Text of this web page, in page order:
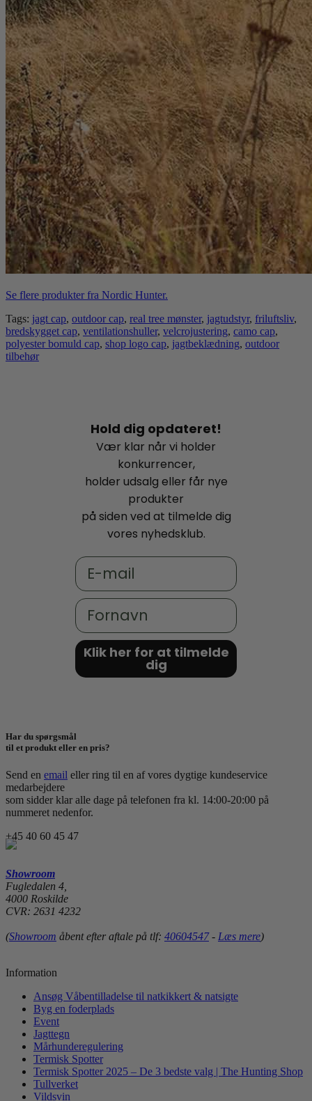
Se flere produkter fra Nordic Hunter.
Tags: jagt cap, outdoor cap, real tree mønster, jagtudstyr, friluftsliv,
bredskygget cap, ventilationshuller, velcrojustering, camo cap,
polyester bomuld cap, shop logo cap, jagtbeklædning, outdoor
tilbehør
Hold dig opdateret!
Vær klar når vi holder
konkurrencer,
holder udsalg eller får nye
produkter
på siden ved at tilmelde dig
vores nyhedsklub.
Email
Fornavn
Klik her for at tilmelde
dig
Har du spørgsmål
til et produkt eller en pris?
Send en email eller ring til en af vores dygtige kundeservice
medarbejdere
som sidder klar alle dage på telefonen fra kl. 14:00-20:00 på
nummeret nedenfor.
+45 40 60 45 47
Showroom
Fugledalen 4,
4000 Roskilde
CVR: 2631 4232
(Showroom åbent efter aftale på tlf: 40604547- Læs mere)
Information
Ansøg Våbentilladelse til natkikkert & natsigte
Byg en foderplads
Event
Jagttegn
Mårhunderegulering
Termisk Spotter
Termisk Spotter 2025 – De 3 bedste valg | The Hunting Shop
Tullverket
Vildsvin